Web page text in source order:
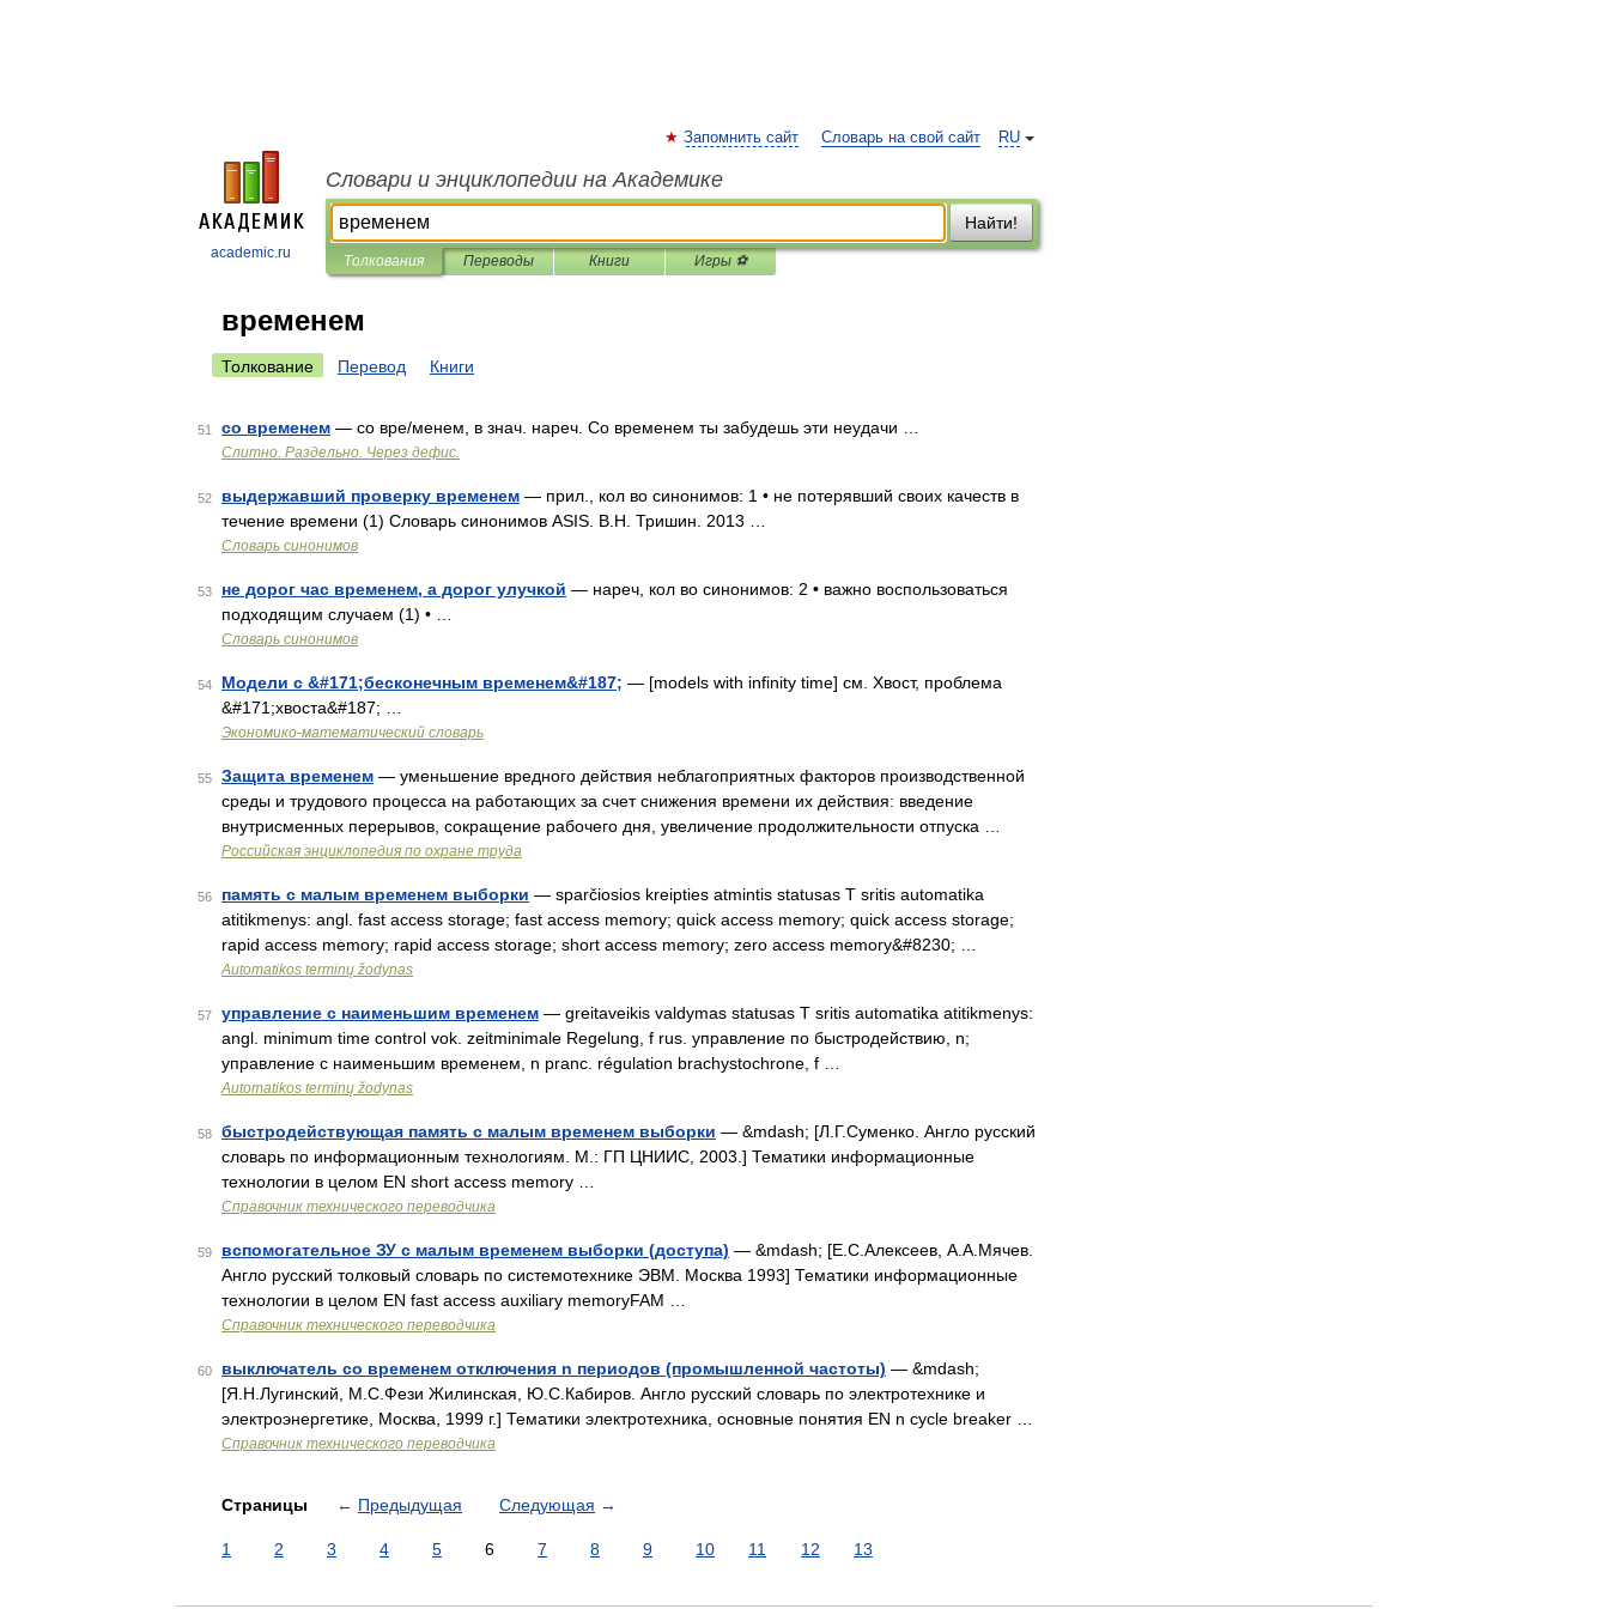
academic.ru
RU
Запомнить сайт Словарь на свой сайт
Словари и энциклопедии на Академике
Найти!
Толкования Переводы Книги Игры ⚽
временем
Толкование Перевод Книги
51 со временем — со вре/менем, в знач. нареч. Со временем ты забудешь эти неудачи …
Слитно. Раздельно. Через дефис.
52 выдержавший проверку временем — прил., кол во синонимов: 1 • не потерявший своих качеств в
течение времени (1) Словарь синонимов ASIS. В.Н. Тришин. 2013 …
Словарь синонимов
53 не дорог час временем, а дорог улучкой — нареч, кол во синонимов: 2 • важно воспользоваться
подходящим случаем (1) • …
Словарь синонимов
54 Модели с &#171;бесконечным временем&#187; — [models with infinity time] см. Хвост, проблема
&#171;хвоста&#187; …
Экономико-математический словарь
55 Защита временем — уменьшение вредного действия неблагоприятных факторов производственной
среды и трудового процесса на работающих за счет снижения времени их действия: введение
внутрисменных перерывов, сокращение рабочего дня, увеличение продолжительности отпуска …
Российская энциклопедия по охране труда
56 память с малым временем выборки — sparčiosios kreipties atmintis statusas T sritis automatika
atitikmenys: angl. fast access storage; fast access memory; quick access memory; quick access storage;
rapid access memory; rapid access storage; short access memory; zero access memory&#8230; …
Automatikos terminų žodynas
57 управление с наименьшим временем — greitaveikis valdymas statusas T sritis automatika atitikmenys:
angl. minimum time control vok. zeitminimale Regelung, f rus. управление по быстродействию, n;
управление с наименьшим временем, n pranc. régulation brachystochrone, f …
Automatikos terminų žodynas
58 быстродействующая память с малым временем выборки — &mdash; [Л.Г.Суменко. Англо русский
словарь по информационным технологиям. М.: ГП ЦНИИС, 2003.] Тематики информационные
технологии в целом EN short access memory …
Справочник технического переводчика
59 вспомогательное ЗУ с малым временем выборки (доступа) — &mdash; [Е.С.Алексеев, А.А.Мячев.
Англо русский толковый словарь по системотехнике ЭВМ. Москва 1993] Тематики информационные
технологии в целом EN fast access auxiliary memoryFAM …
Справочник технического переводчика
60 выключатель со временем отключения n периодов (промышленной частоты) — &mdash;
[Я.Н.Лугинский, М.С.Фези Жилинская, Ю.С.Кабиров. Англо русский словарь по электротехнике и
электроэнергетике, Москва, 1999 г.] Тематики электротехника, основные понятия EN n cycle breaker …
Справочник технического переводчика
Страницы ← Предыдущая Следующая →
1 2 3 4 5 6 7 8 9 10 11 12 13